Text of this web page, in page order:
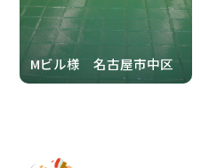
Mビル様 名古屋市中区